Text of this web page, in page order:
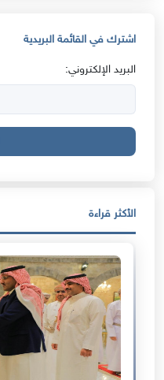
اشترك في القائمة البريدية
البريد الإلكتروني:
الأكثر قراءة